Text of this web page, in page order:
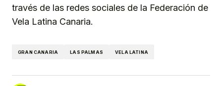
través de las redes sociales de la Federación de
Vela Latina Canaria.
GRAN CANARIA LAS PALMAS VELA LATINA